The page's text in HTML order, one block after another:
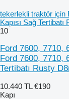
tekerlekli traktör için
Kapısı Sağ
10
Ford 7600, 7710,
Ford 7600, 7710,
Tertibatı Rusty
10.440 TL €190
Kapı